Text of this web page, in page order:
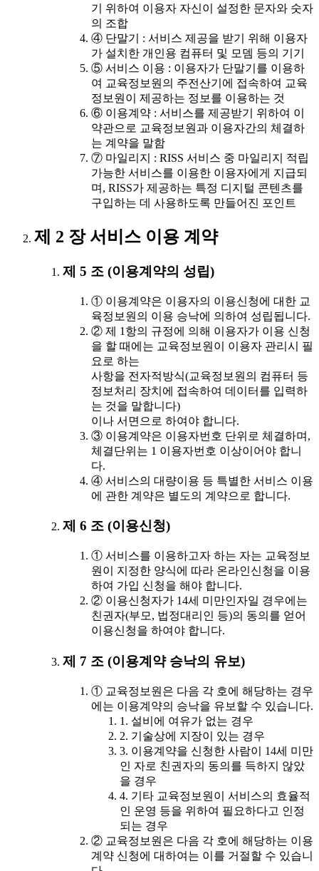
기 위하여 이용자 자신이 설정한 문자와 숫자
의 조합
④ 단말기 : 서비스 제공을 받기 위해 이용자
가 설치한 개인용 컴퓨터 및 모뎀 등의 기기
⑤ 서비스 이용 : 이용자가 단말기를 이용하
여 교육정보원의 주전산기에 접속하여 교육
정보원이 제공하는 정보를 이용하는 것
⑥ 이용계약 : 서비스를 제공받기 위하여 이
약관으로 교육정보원과 이용자간의 체결하
는 계약을 말함
⑦ 마일리지 : RISS 서비스 중 마일리지 적립
가능한 서비스를 이용한 이용자에게 지급되
며, RISS가 제공하는 특정 디지털 콘텐츠를
구입하는 데 사용하도록 만들어진 포인트
제 2 장 서비스 이용 계약
제 5 조 (이용계약의 성립)
① 이용계약은 이용자의 이용신청에 대한 교
육정보원의 이용 승낙에 의하여 성립됩니다.
② 제 1항의 규정에 의해 이용자가 이용 신청
을 할 때에는 교육정보원이 이용자 관리시 필
요로 하는
사항을 전자적방식(교육정보원의 컴퓨터 등
정보처리 장치에 접속하여 데이터를 입력하
는 것을 말합니다)
이나 서면으로 하여야 합니다.
③ 이용계약은 이용자번호 단위로 체결하며,
체결단위는 1 이용자번호 이상이어야 합니
다.
④ 서비스의 대량이용 등 특별한 서비스 이용
에 관한 계약은 별도의 계약으로 합니다.
제 6 조 (이용신청)
① 서비스를 이용하고자 하는 자는 교육정보
원이 지정한 양식에 따라 온라인신청을 이용
하여 가입 신청을 해야 합니다.
② 이용신청자가 14세 미만인자일 경우에는
친권자(부모, 법정대리인 등)의 동의를 얻어
이용신청을 하여야 합니다.
제 7 조 (이용계약 승낙의 유보)
① 교육정보원은 다음 각 호에 해당하는 경우
에는 이용계약의 승낙을 유보할 수 있습니다.
1. 설비에 여유가 없는 경우
2. 기술상에 지장이 있는 경우
3. 이용계약을 신청한 사람이 14세 미만
인 자로 친권자의 동의를 득하지 않았
을 경우
4. 기타 교육정보원이 서비스의 효율적
인 운영 등을 위하여 필요하다고 인정
되는 경우
② 교육정보원은 다음 각 호에 해당하는 이용
계약 신청에 대하여는 이를 거절할 수 있습니